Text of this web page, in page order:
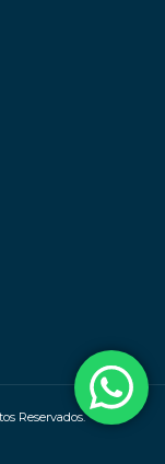
Reservados.